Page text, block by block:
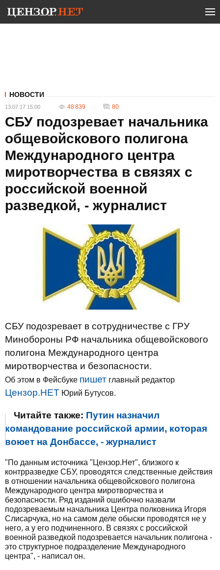
НОВОСТИ
13.07.17 15:00 48 839 80
СБУ подозревает начальника
общевойскового полигона
Международного центра
миротворчества в связях с
российской военной
разведкой, - журналист
СБУ подозревает в сотрудничестве с ГРУ
Минобороны РФ начальника общевойскового
полигона Международного центра
миротворчества и безопасности.
Об этом в Фейсбуке пишет главный редактор
Цензор.НЕТ Юрий Бутусов.
Читайте также: Путин назначил
командование российской армии, которая
воюет на Донбассе, - журналист
"По данным источника "Цензор.Нет", близкого к
контрразведке СБУ, проводятся следственные действия
в отношении начальника общевойскового полигона
Международного центра миротворчества и
безопасности. Ряд изданий ошибочно назвали
подозреваемым начальника Центра полковника Игоря
Слисарчука, но на самом деле обыски проводятся не у
него, а у его подчиненного. В связях с российской
военной разведкой подозревается начальник полигона -
это структурное подразделение Международного
центра", - написал он.